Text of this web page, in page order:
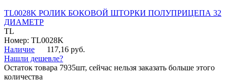
TL0028K РОЛИК БОКОВОЙ ШТОРКИ ПОЛУПРИЦЕПА 32
ДИАМЕТР
TL
Номер: TL0028K
Наличие
117,16 руб.
Нашли дешевле?
Остаток товара 7935шт, сейчас нельзя заказать больше этого
количества